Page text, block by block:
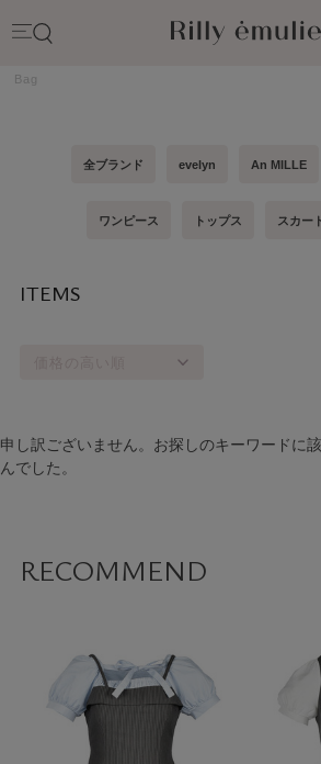
Bag
全ブランド evelyn An MILLE
ワンピース トップス スカー
ITEMS
商品一覧
申し訳ございません。お探しのキーワードに
んでした。
RECOMMEND